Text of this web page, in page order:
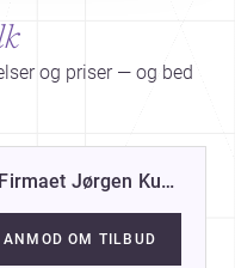
og priser — og bed
Jørgen Kudsk
ANMOD OM TILBUD